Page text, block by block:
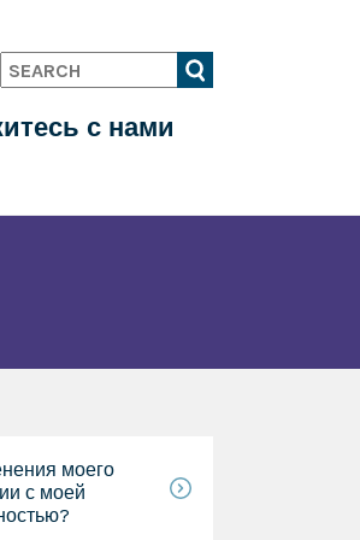
Search
с нами
моего
с моей